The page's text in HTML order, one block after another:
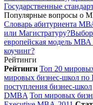
Государственные
Популярные вопросы о
Словарь абитуриента
или Магистратуру?Выбор
европейская модель МВА
коучинг?
Рейтинги
Рейтинги Топ 20
мировых бизнес-школ по
поступления бизнес-школ
DMBA Топ мировых